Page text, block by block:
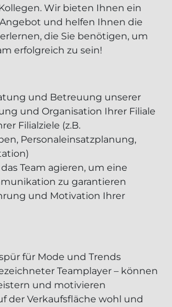
Wir bieten Ihnen ein
und helfen Ihnen die
die Sie benötigen, um
erfolgreich zu sein!
und Betreuung unserer
und Organisation Ihrer Filiale
Filialziele (z.B.
Personaleinsatzplanung,
Team agieren, um eine
zu garantieren
und Motivation Ihrer
für Mode und Trends
Teamplayer – können
und motivieren
der Verkaufsfläche wohl und